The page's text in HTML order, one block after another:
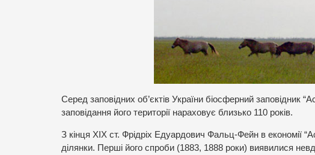
Серед заповідних об’єктів України біосферний заповідник
заповідання його території нараховує близько 110 років.
З кінця ХІХ ст. Фрідріх Едуардович Фальц-Фейн в економії
ділянки. Перші його спроби (1883, 1888 роки) виявилися